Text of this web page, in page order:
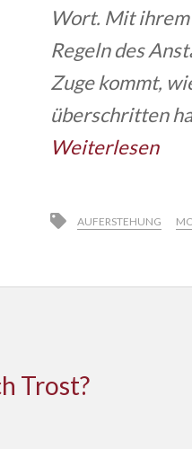
Wort. Mit ihrem
Regeln des
Zuge kommt,
überschritten
Weiterlesen
AUFERSTEHUNG
Trost?